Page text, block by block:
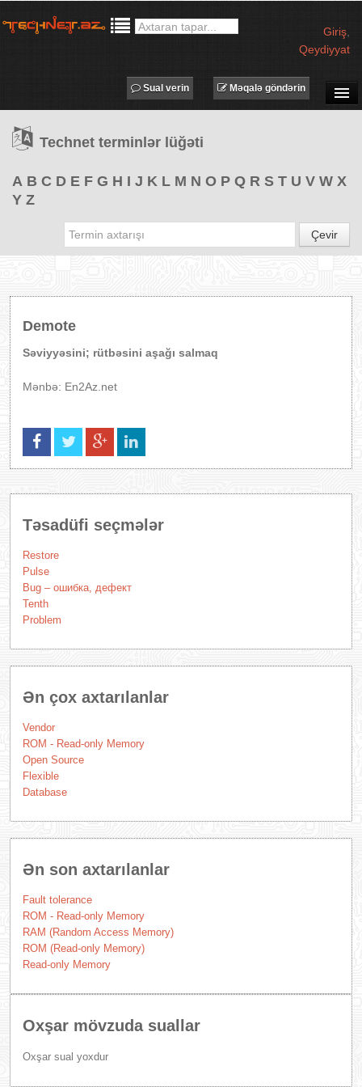
Giriş
Qeydiyyat
TƏDBİRLƏR
PROQRAMLAR
Məqalə göndərin
Sual verin
Technet terminlər lüğəti
A B C D E F G H I J K L M N O P Q R S T U V W X
Y Z
Çevir
Demote
Səviyyəsini; rütbəsini aşağı salmaq
Mənbə: En2Az.net
Təsadüfi seçmələr
Restore
Pulse
Bug – ошибка, дефект
Tenth
Problem
Ən çox axtarılanlar
Vendor
ROM - Read-only Memory
Open Source
Flexible
Database
Ən son axtarılanlar
Fault tolerance
ROM - Read-only Memory
RAM (Random Access Memory)
ROM (Read-only Memory)
Read-only Memory
Oxşar mövzuda suallar
Oxşar sual yoxdur